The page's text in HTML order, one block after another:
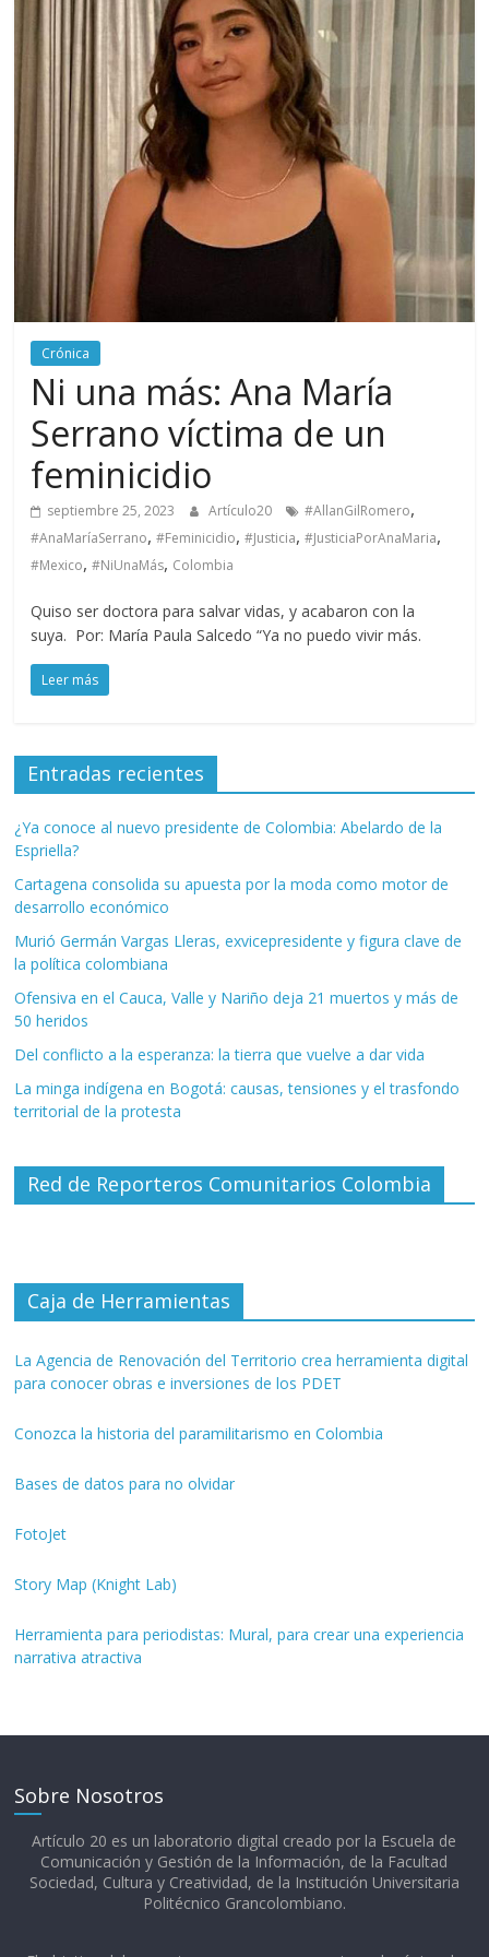
periodismo
Politécnico
Grancolombiano
Crónica
Ni una más: Ana María
Serrano víctima de un
feminicidio
septiembre 25, 2023 Artículo20 #AllanGilRomero,
#AnaMaríaSerrano,#Feminicidio,#Justicia,#JusticiaPorAnaMaria,
#Mexico,#NiUnaMás, Colombia
Quiso ser doctora para salvar vidas, y acabaron con la
suya. Por: María Paula Salcedo “Ya no puedo vivir más.
Leer más
Entradas recientes
¿Ya conoce al nuevo presidente de Colombia: Abelardo de la
Espriella?
Cartagena consolida su apuesta por la moda como motor de
desarrollo económico
Murió Germán Vargas Lleras, exvicepresidente y figura clave de
la política colombiana
Ofensiva en el Cauca, Valle y Nariño deja 21 muertos y más de
50 heridos
Del conflicto a la esperanza: la tierra que vuelve a dar vida
La minga indígena en Bogotá: causas, tensiones y el trasfondo
territorial de la protesta
Red de Reporteros Comunitarios Colombia
Caja de Herramientas
La Agencia de Renovación del Territorio crea herramienta digital
para conocer obras e inversiones de los PDET
Conozca la historia del paramilitarismo en Colombia
Bases de datos para no olvidar
FotoJet
Story Map (Knight Lab)
Herramienta para periodistas: Mural, para crear una experiencia
narrativa atractiva
Sobre Nosotros
Artículo 20 es un laboratorio digital creado por la Escuela de
Comunicación y Gestión de la Información, de la Facultad
Sociedad, Cultura y Creatividad, de la Institución Universitaria
Politécnico Grancolombiano.​